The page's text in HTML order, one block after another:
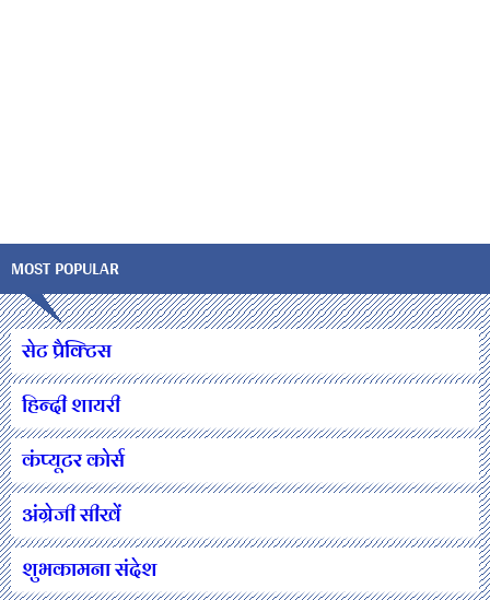
MOST POPULAR
सेट प्रैक्टिस
हिन्दी शायरी
कंप्यूटर कोर्स
अंग्रेजी सीखें
शुभकामना संदेश